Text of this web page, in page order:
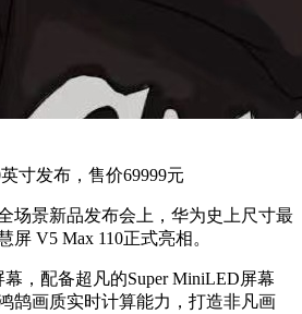
寸发布，售价69999元
场景新品发布会上，华为史上尺寸最
V5 Max 110正式亮相。
，配备超凡的Super MiniLED屏幕
画质实时计算能力，打造非凡画